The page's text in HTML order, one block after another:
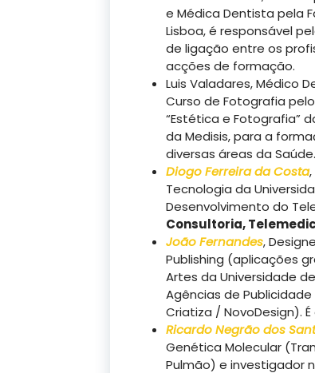
e Médica Dentista pela
Lisboa, é responsável
de ligação entre os
acções de formação.
Luis Valadares, Médico
Curso de Fotografia
“Estética e Fotografia”
da Medisis, para a
diversas áreas da Saúde.
Diogo Ferreira da Costa
Tecnologia da
Desenvolvimento do
Consultoria,
João Fernandes,
Publishing (aplicações
Artes da Universidade
Agências de
Criatiza / NovoDesign).
Ricardo Negrão dos
Genética Molecular
Pulmão) e investigador